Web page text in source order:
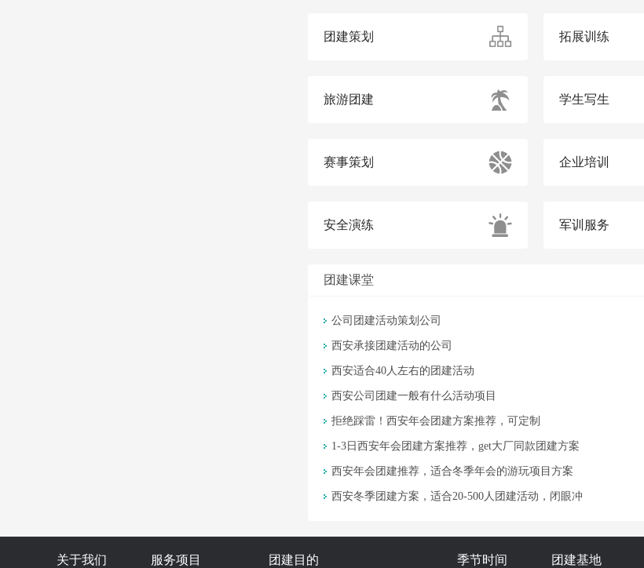
团建策划 拓展训练
旅游团建 学生写生
赛事策划 企业培训
安全演练 军训服务
团建课堂
公司团建活动策划公司
西安承接团建活动的公司
西安适合40人左右的团建活动
西安公司团建一般有什么活动项目
拒绝踩雷！西安年会团建方案推荐，可定制
1-3日西安年会团建方案推荐，get大厂同款团建方案
西安年会团建推荐，适合冬季年会的游玩项目方案
西安冬季团建方案，适合20-500人团建活动，闭眼冲
关于我们 服务项目 团建目的 季节时间 团建基地